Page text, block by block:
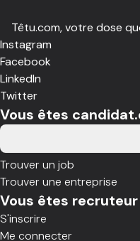
Têtu.com, votre dose
Instagram
Facebook
LinkedIn
Twitter
Vous êtes
Trouver un job
Trouver une entreprise
Vous êtes recruteur
S'inscrire
Me connecter